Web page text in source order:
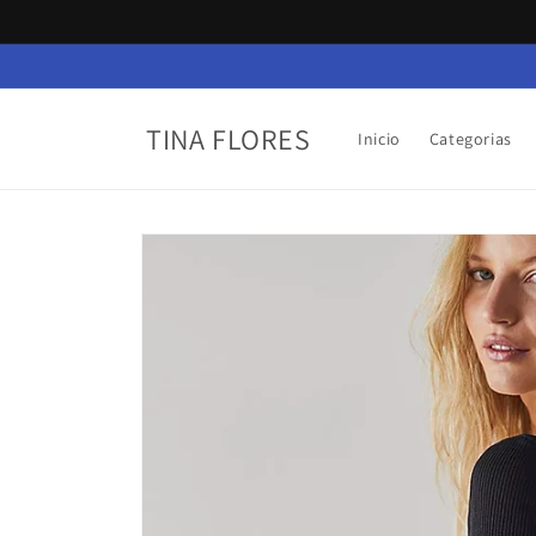
al contenido
TINA FLORES Inicio Categorias
directamente